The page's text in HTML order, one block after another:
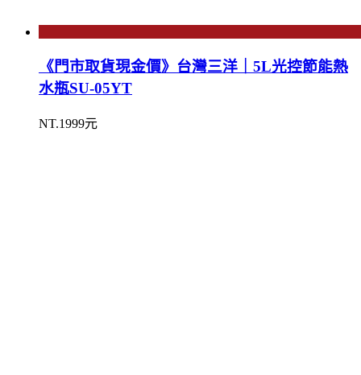
《門市取貨現金價》台灣三洋｜5L光控節能熱
水瓶SU-05YT
NT.1999元